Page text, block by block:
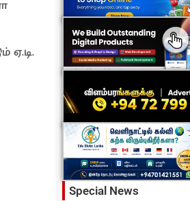
Special News